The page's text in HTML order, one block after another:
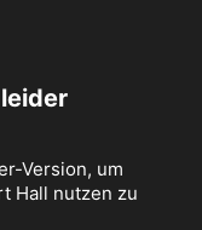
Version, um
Hall nutzen zu